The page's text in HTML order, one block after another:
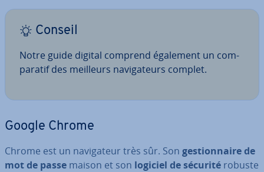
Conseil
Notre guide digital comprend également un com­
pa­ra­tif des meilleurs na­vi­ga­teurs complet.
Google Chrome
Chrome est un na­vi­ga­teur très sûr. Son ges­tion­naire de
mot de passe maison et son logiciel de sécurité robuste